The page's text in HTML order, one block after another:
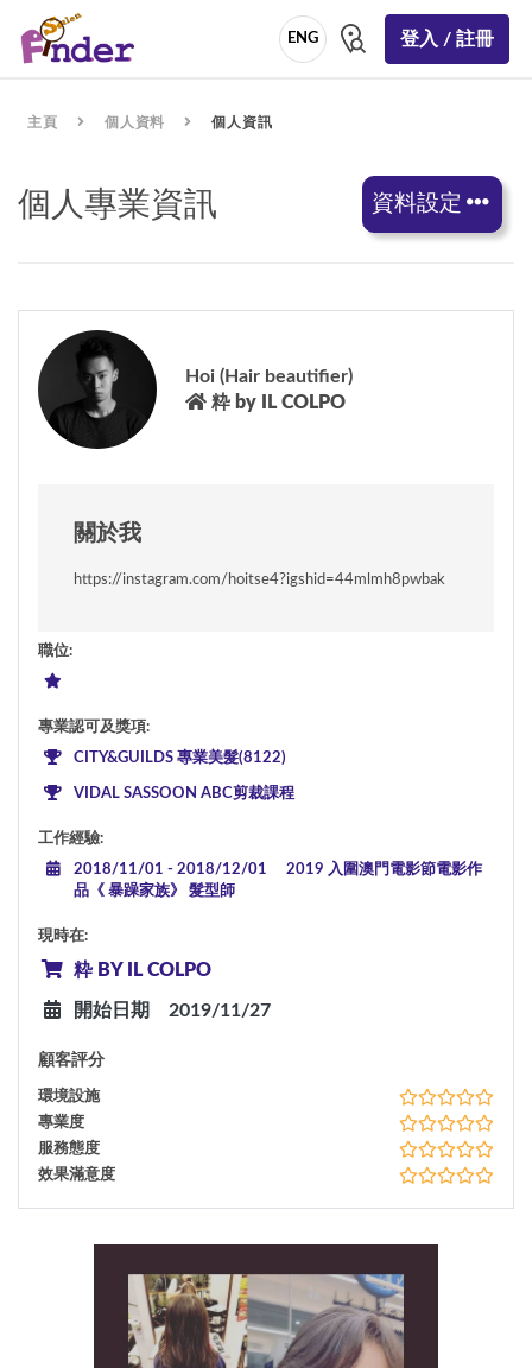
ENG 登入 / 註冊
主頁 個人資料 個人資訊
個人專業資訊 資料設定
Hoi (Hair beautifier)
粋 by IL COLPO
關於我
https://instagram.com/hoitse4?igshid=44mlmh8pwbak
職位:
專業認可及獎項:
CITY&GUILDS 專業美髮(8122)
VIDAL SASSOON ABC剪裁課程
工作經驗:
2018/11/01 - 2018/12/01
2019 入圍澳門電影節電影作
品《 暴躁家族》 髮型師
現時在:
粋 BY IL COLPO
開始日期 2019/11/27
顧客評分
環境設施
專業度
服務態度
效果滿意度